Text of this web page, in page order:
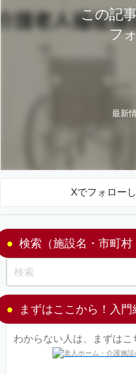
この記
フ
最新
Xでフォロー
検索（施設名・市町村
まずはここから！入門
わからない人は、まずはこ